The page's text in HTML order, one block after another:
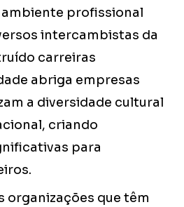
profissional
intercambistas da
carreiras
abriga empresas
a diversidade cultural
criando
para
organizações que têm